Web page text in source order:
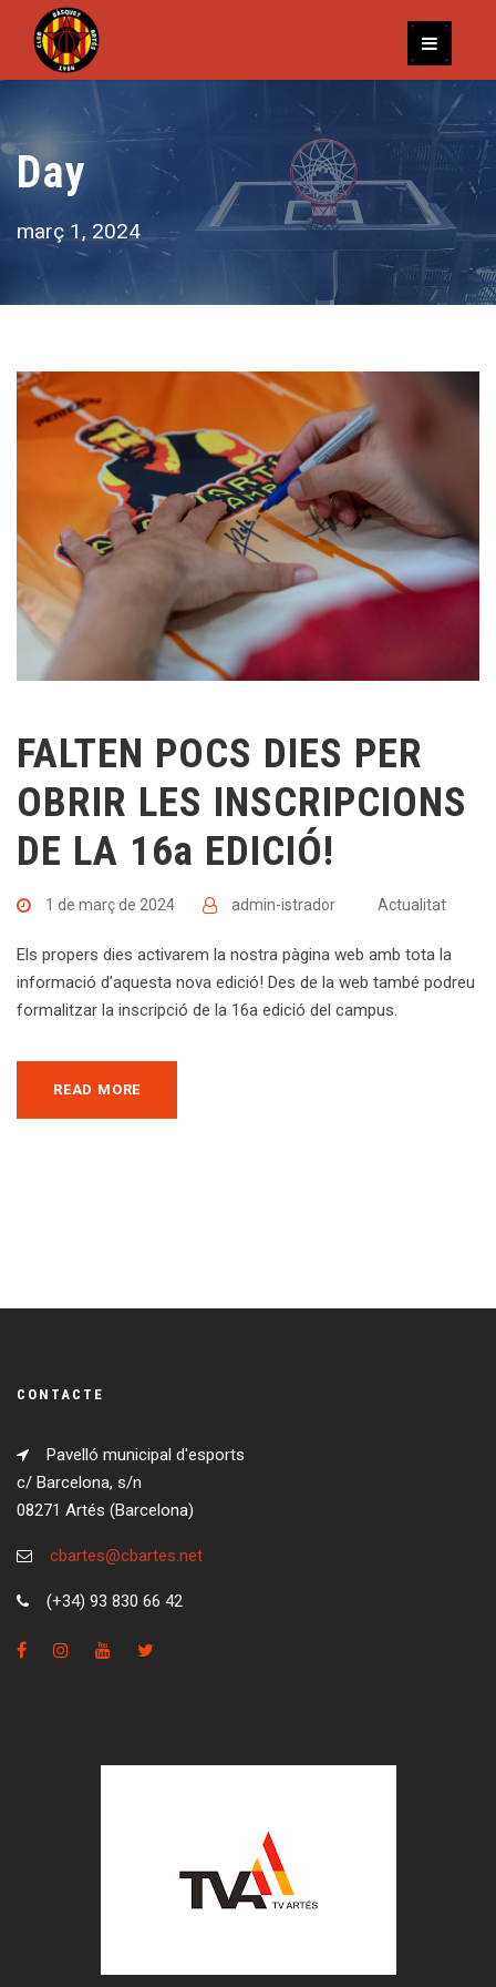
Day
març 1, 2024
FALTEN POCS DIES PER
OBRIR LES INSCRIPCIONS
DE LA 16a EDICIÓ!
1 de març de 2024 admin-istrador Actualitat
Els propers dies activarem la nostra pàgina web amb tota la
informació d’aquesta nova edició! Des de la web també podreu
formalitzar la inscripció de la 16a edició del campus.
READ MORE
CONTACTE
Pavelló municipal d'esports
c/ Barcelona, s/n
08271 Artés (Barcelona)
cbartes@cbartes.net
(+34) 93 830 66 42